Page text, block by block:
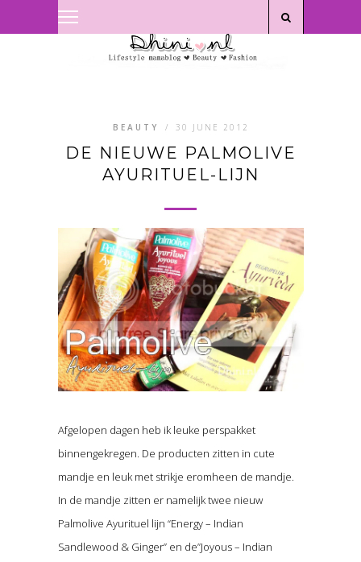
BEAUTY / 30 JUNE 2012
DE NIEUWE PALMOLIVE
AYURITUEL-LIJN
Afgelopen dagen heb ik leuke perspakket
binnengekregen. De producten zitten in cute
mandje en leuk met strikje eromheen de mandje.
In de mandje zitten er namelijk twee nieuw
Palmolive Ayurituel lijn “Energy – Indian
Sandlewood & Ginger” en de”Joyous – Indian